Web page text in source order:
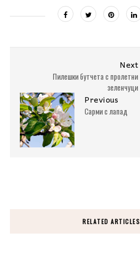
Next
Пилешки бутчета с пролетни
зеленчуци
Previous
Сарми с лапад
RELATED ARTICLES